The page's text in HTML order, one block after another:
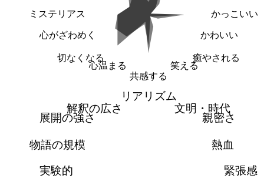
かっこいい
かわいい
癒やされる
笑える
共感する
心温まる
切なくなる
心がざわめく
ミステリアス
リアリズム
文明・時代
親密さ
熱血
緊張感
実験的
物語の規模
展開の強さ
解釈の広さ